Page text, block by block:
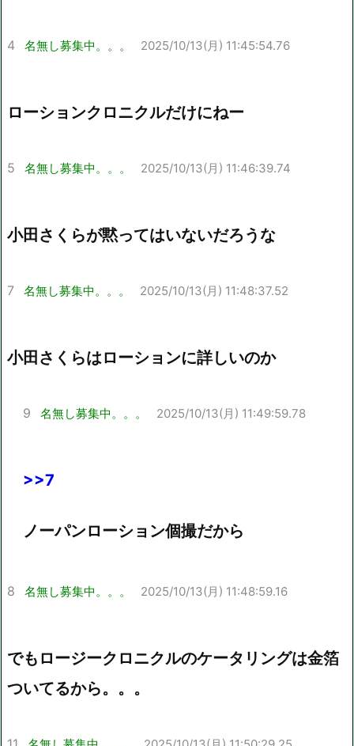
4 名無し募集中。。。 2025/10/13(月) 11:45:54.76
ローションクロニクルだけにねー
5 名無し募集中。。。 2025/10/13(月) 11:46:39.74
小田さくらが黙ってはいないだろうな
7 名無し募集中。。。 2025/10/13(月) 11:48:37.52
小田さくらはローションに詳しいのか
9 名無し募集中。。。 2025/10/13(月) 11:49:59.78
>>7
ノーパンローション個撮だから
8 名無し募集中。。。 2025/10/13(月) 11:48:59.16
でもロージークロニクルのケータリングは金箔
ついてるから。。。